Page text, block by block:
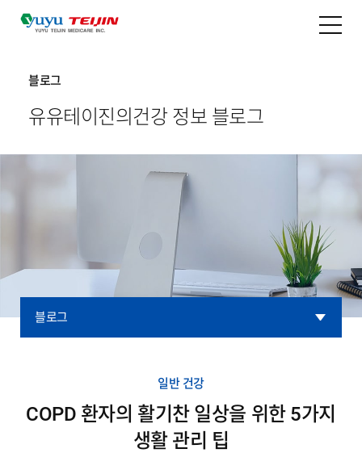
블로그
유유테이진의 건강 정보 블로그
블로그
일반 건강
COPD 환자의 활기찬 일상을 위한 5가지
생활 관리 팁